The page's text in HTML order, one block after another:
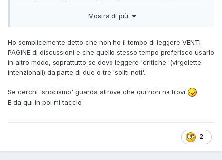
e chi è entrato in contatto con il materiale infetto, brucia le
coperte e tutti gli averi di chi ha contratto il morbo e manda
Kit Willer ad avvisare l'agente indiano.
moglie di Jack Danuwoa, futuro capo della tribù. Quella
situazione colpisce Tex, che in essa rivede ciò che lui ha
vissuto con Lilyth molto tempo prima.
Mentre Tiger Jack rimane con i Cherokee a gestire
degli uomini che hanno portato le coperte infette. Jack
Danuwoa vorrebbe unirsi a loro, ma Tex gli dice di rimanere
Gli uomini che hanno portato il carico di coperte infette
sono tre manigoldi e Tex e Carson li raggiungono al loro
covo dopo un paio di giorni al galoppo. Nello scontro a
verso chi, per passione, prova gusto a dire la sua e
D'altronde si può pure leggere Tex e non frequentare per
Mi perdoni Gilas, ma il suo intervento mi ha un po' ricordato
forumisti, come gente che non ha una vita e passa il tempo
a scrivere idiozie sul web.
Mostra di più
Ho semplicemente detto che non ho il tempo di leggere VENTI
PAGINE di discussioni e che quello stesso tempo preferisco usarlo
in altro modo, soprattutto se devo leggere 'critiche' (virgolette
intenzionali) da parte di due o tre 'soliti noti'.
Se cerchi 'snobismo' guarda altrove che qui non ne trovi
E da qui in poi mi taccio
2